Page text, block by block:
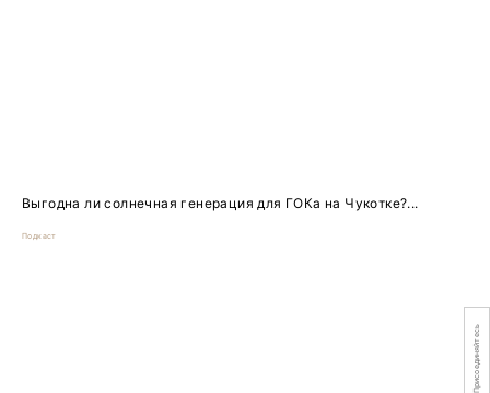
Выгодна ли солнечная генерация для ГОКа на Чукотке?...
Подкаст
Присоединяйтесь